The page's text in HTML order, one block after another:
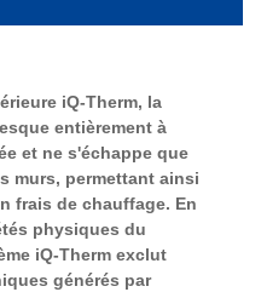
iQ-Therm, la
entièrement à
et ne s'échappe que
murs, permettant ainsi
frais de chauffage. En
physiques du
iQ-Therm exclut
générés par